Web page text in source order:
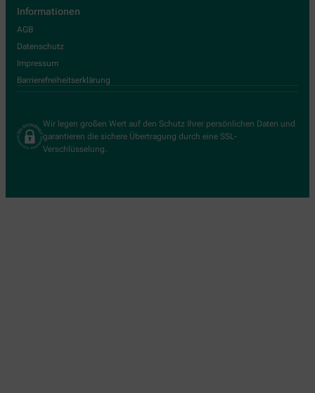
Informationen
AGB
Datenschutz
Impressum
Barrierefreiheitserklärung
Wir legen großen Wert auf den Schutz Ihrer persönlichen Daten und
garantieren die sichere Übertragung durch eine SSL-
Verschlüsselung.